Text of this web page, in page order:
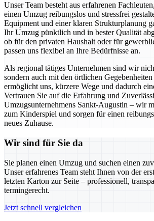
Unser Team besteht aus erfahrenen
einen Umzug reibungslos und stressfrei
Equipment und einer klaren Strukturplanung
Ihr Umzug pünktlich und in bester Qualität
ob für den privaten Haushalt oder für
passen uns flexibel an Ihre Bedürfnisse an.
Als regional tätiges Unternehmen sind wir
sondern auch mit den örtlichen
ermöglicht uns, kürzere Wege und dadurch
Vertrauen Sie auf die Erfahrung und
Umzugsunternehmens Sankt-Augustin – wir
zum Kinderspiel und sorgen für einen
neues Zuhause.
Wir sind für Sie da
Sie planen einen Umzug und suchen einen
Unser erfahrenes Team steht Ihnen von der
letzten Karton zur Seite – professionell,
termingerecht.
Jetzt schnell vergleichen